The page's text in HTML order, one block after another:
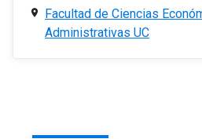
Facultad de Ciencias
Administrativas UC